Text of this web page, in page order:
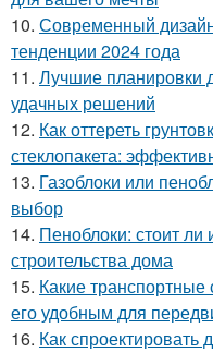
10. Современный
тенденции 2024 года
11. Лучшие планировки
удачных решений
12. Как оттереть
стеклопакета:
13. Газоблоки или
выбор
14. Пеноблоки: стоит ли
строительства дома
15. Какие
его удобным для
16. Как